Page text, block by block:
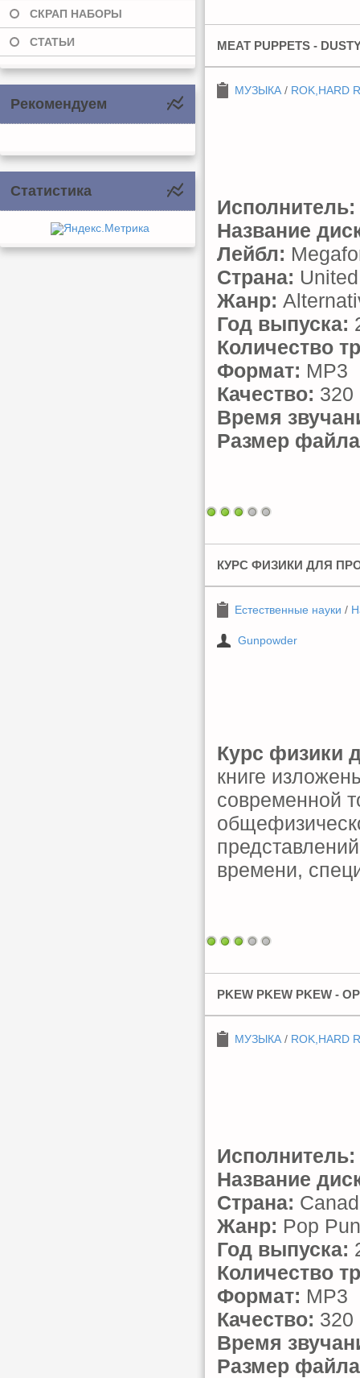
СКРАП НАБОРЫ
СТАТЬИ
Рекомендуем
Статистика
MEAT PUPPETS -
МУЗЫКА / ROK,HARD
Исполнитель:
Название
Лейбл:
Страна:
Жанр:
Год выпуска:
Количество
Формат: MP3
Качество: 320
Время
Размер
КУРС ФИЗИКИ ДЛЯ
Естественные науки /
Gunpowder
Курс физики
книге
современной
времени,
PKEW PKEW PKEW -
МУЗЫКА / ROK,HARD
Исполнитель:
Название
Страна:
Жанр: Pop
Год выпуска:
Количество
Формат: MP3
Качество: 320
Время
Размер